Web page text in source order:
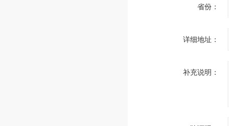
省份：
详细地址：
补充说明：